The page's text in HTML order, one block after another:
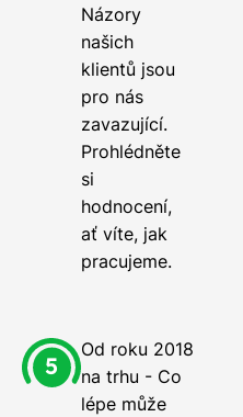
Názory
našich
klientů jsou
pro nás
zavazující.
Prohlédněte
si
hodnocení,
ať víte, jak
pracujeme.
Od roku 2018
na trhu - Co
lépe může